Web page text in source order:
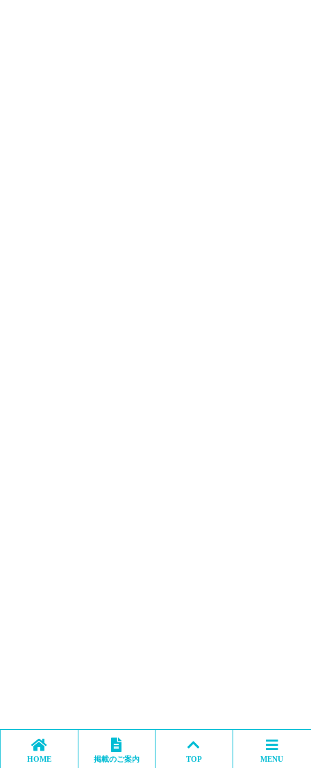
HOME 掲載のご案内 TOP MENU